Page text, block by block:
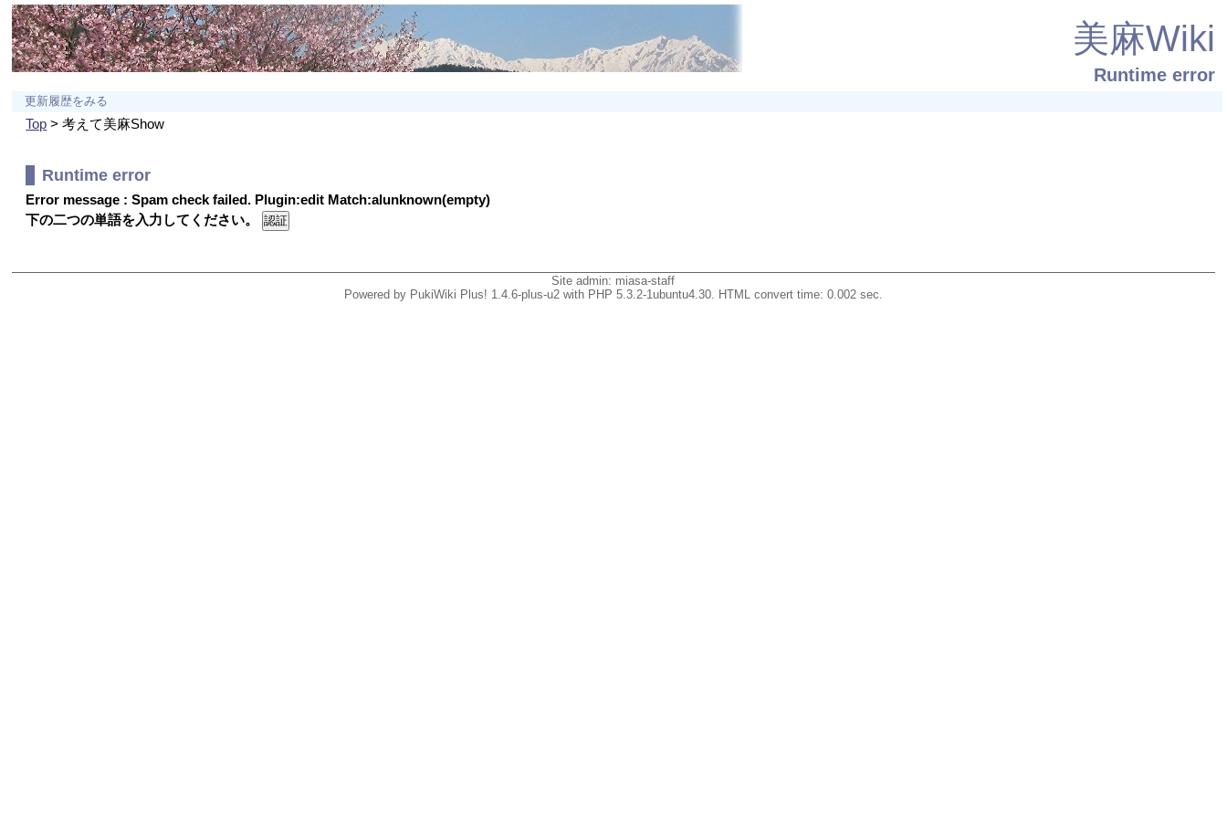
美麻Wiki
Runtime error
更新履歴をみる
Top > 考えて美麻Show
Runtime error
Error message : Spam check failed. Plugin:edit Match:alunknown(empty)
下の二つの単語を入力してください。
Site admin: miasa-staff
Powered by PukiWiki Plus! 1.4.6-plus-u2 with PHP 5.3.2-1ubuntu4.30. HTML convert time: 0.002 sec.